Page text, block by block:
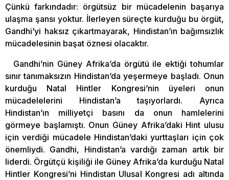
Çünkü farkındadır: örgütsüz bir mücadelenin başarıya
ulaşma şansı yoktur. İlerleyen süreçte kurduğu bu örgüt,
Gandhi’yi haksız çıkartmayarak, Hindistan’ın bağımsızlık
mücadelesinin başat öznesi olacaktır.
Gandhi’nin Güney Afrika’da örgütü ile ektiği tohumlar
sınır tanımaksızın Hindistan’da yeşermeye başladı. Onun
kurduğu Natal Hintler Kongresi’nin üyeleri onun
mücadelelerini Hindistan’a taşıyorlardı. Ayrıca
Hindistan’ın milliyetçi basını da onun hamlelerini
görmeye başlamıştı. Onun Güney Afrika’daki Hint ulusu
için verdiği mücadele Hindistan’daki yurttaşları için çok
önemliydi. Gandhi, Hindistan’a vardığı zaman artık bir
liderdi. Örgütçü kişiliği ile Güney Afrika’da kurduğu Natal
Hintler Kongresi’ni Hindistan Ulusal Kongresi adı altında